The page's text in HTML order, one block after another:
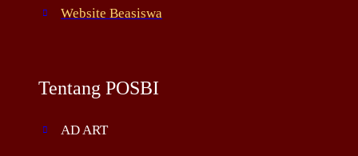
Website Beasiswa
Tentang POSBI
AD ART